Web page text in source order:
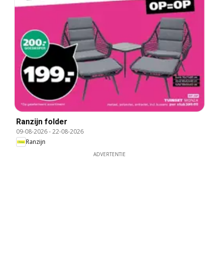
Ranzijn folder
09-08-2026-22-08-2026
Ranzijn
ADVERTENTIE